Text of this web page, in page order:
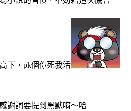
下， pk個你死我活
謝詞要提到黑默唷～哈